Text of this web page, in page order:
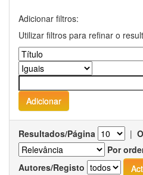
Adicionar filtros:
Utilizar filtros para refinar o
Resultados/Página |
Por
Autores/Registo